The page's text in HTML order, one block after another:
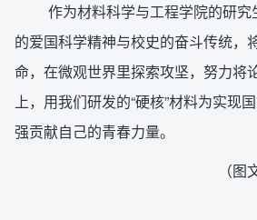
作为材料科学与工程学院的研
的爱国科学精神与校史的奋斗传统，
命，在微观世界里探索攻坚，努力将
上，用我们研发的“硬核”材料为实现
强贡献自己的青春力量。
（